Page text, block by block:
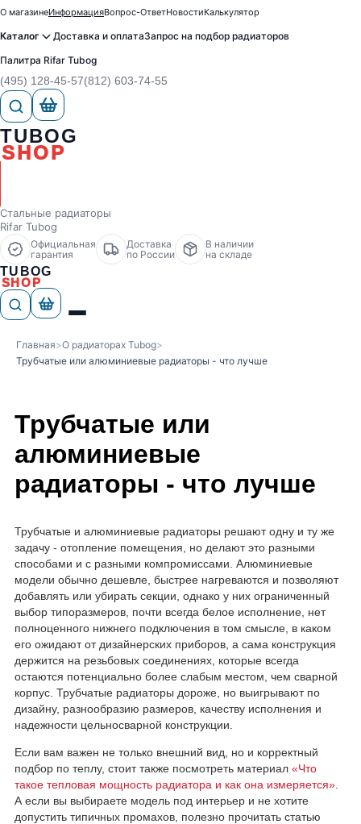
О магазинеИнформацияВопрос-ОтветНовостиКалькулятор
Каталог Доставка и оплатаЗапрос на подбор радиаторов
Палитра Rifar Tubog
(495) 128-45-57(812) 603-74-55
TUBOG
SHOP
Стальные радиаторы
Rifar Tubog
Официальная
гарантия
Доставка
по России
В наличии
на складе
TUBOG
SHOP
Главная>О радиаторах Tubog>
Трубчатые или алюминиевые радиаторы - что лучше
Трубчатые или
алюминиевые
радиаторы - что лучше
Трубчатые и алюминиевые радиаторы решают одну и ту же
задачу - отопление помещения, но делают это разными
способами и с разными компромиссами. Алюминиевые
модели обычно дешевле, быстрее нагреваются и позволяют
добавлять или убирать секции, однако у них ограниченный
выбор типоразмеров, почти всегда белое исполнение, нет
полноценного нижнего подключения в том смысле, в каком
его ожидают от дизайнерских приборов, а сама конструкция
держится на резьбовых соединениях, которые всегда
остаются потенциально более слабым местом, чем сварной
корпус. Трубчатые радиаторы дороже, но выигрывают по
дизайну, разнообразию размеров, качеству исполнения и
надежности цельносварной конструкции.
Если вам важен не только внешний вид, но и корректный
подбор по теплу, стоит также посмотреть материал «Что
такое тепловая мощность радиатора и как она измеряется».
А если вы выбираете модель под интерьер и не хотите
допустить типичных промахов, полезно прочитать статью